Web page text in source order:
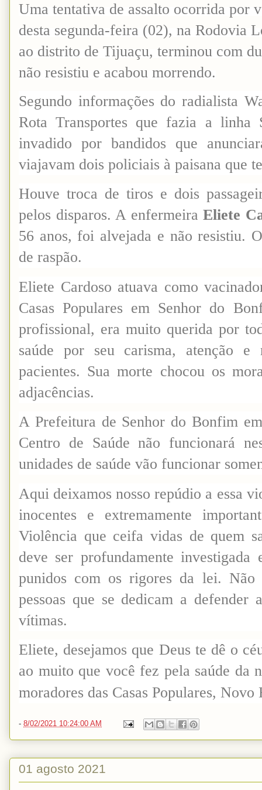
Uma tentativa de assalto ocorrida por
desta segunda-feira (02), na Rodovia
ao distrito de Tijuaçu, terminou com
não resistiu e acabou morrendo.
Segundo informações do radialista
Rota Transportes que fazia a linha
invadido por bandidos que
viajavam dois policiais à paisana que
Houve troca de tiros e dois
pelos disparos. A enfermeiraEliete
56 anos, foi alvejada e não resistiu.
de raspão.
Eliete Cardoso atuava como
Casas Populares em Senhor do
profissional, era muito querida por
saúde por seu carisma, atenção e
pacientes. Sua morte chocou os
adjacências.
A Prefeitura de Senhor do Bonfim
Centro de Saúde não funcionará
unidades de saúde vão funcionar
Aqui deixamos nosso repúdio a essa
inocentes e extremamente
Violência que ceifa vidas de quem
deve ser profundamente investigada
punidos com os rigores da lei. Não
pessoas que se dedicam a defender
vítimas.
Eliete, desejamos que Deus te dê o
ao muito que você fez pela saúde da
moradores das Casas Populares,
- 8/02/2021 10:24:00 AM
01 agosto 2021